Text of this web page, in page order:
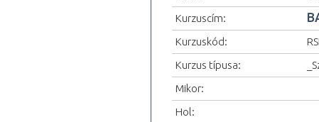
Kurzuscím:
Kurzuskód:
Kurzus típusa:
Mikor:
Hol: